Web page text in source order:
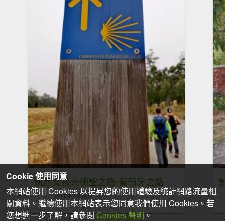
凱西女孩去朝聖之路-葡萄牙之路
2019-10-28
Cookie 使用同意
本網站使用 Cookies 以提昇您的使用體驗及統計網路流量相
關資料。繼續使用本網站表示您同意我們使用 Cookies。若
您想進一步了解，請參閱 Cookies 聲明 。